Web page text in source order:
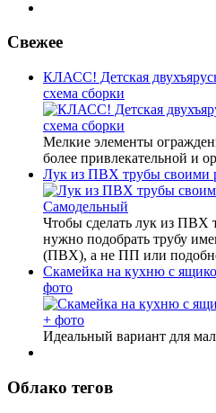
Свежее
КЛАСС! Детская
схема сборки
Мелкие элементы
более привлекательной и
Лук из ПВХ трубы своими
Чтобы сделать лук из ПВХ
нужно подобрать трубу
(ПВХ), а не ПП или
Скамейка на кухню с
фото
Идеальный вариант для
Облако тегов